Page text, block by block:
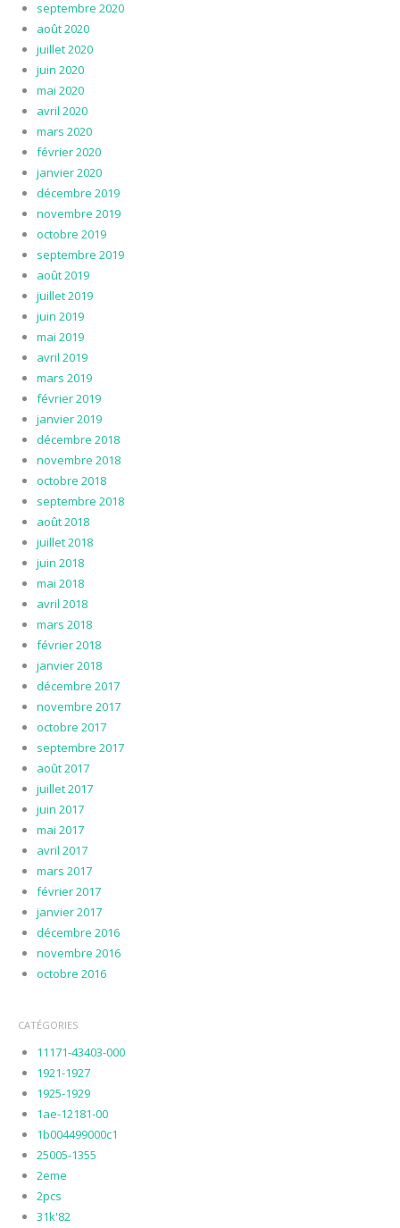
septembre 2020
août 2020
juillet 2020
juin 2020
mai 2020
avril 2020
mars 2020
février 2020
janvier 2020
décembre 2019
novembre 2019
octobre 2019
septembre 2019
août 2019
juillet 2019
juin 2019
mai 2019
avril 2019
mars 2019
février 2019
janvier 2019
décembre 2018
novembre 2018
octobre 2018
septembre 2018
août 2018
juillet 2018
juin 2018
mai 2018
avril 2018
mars 2018
février 2018
janvier 2018
décembre 2017
novembre 2017
octobre 2017
septembre 2017
août 2017
juillet 2017
juin 2017
mai 2017
avril 2017
mars 2017
février 2017
janvier 2017
décembre 2016
novembre 2016
octobre 2016
CATÉGORIES
11171-43403-000
1921-1927
1925-1929
1ae-12181-00
1b004499000c1
25005-1355
2eme
2pcs
31k'82